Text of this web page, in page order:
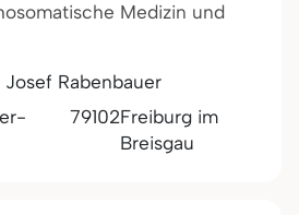
Medizin und
Josef Rabenbauer
79102Freiburg im
Breisgau